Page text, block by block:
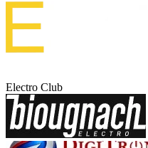
Electro Club